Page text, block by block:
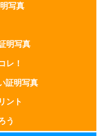
写真
明写真
レ！
証明写真
ント
う